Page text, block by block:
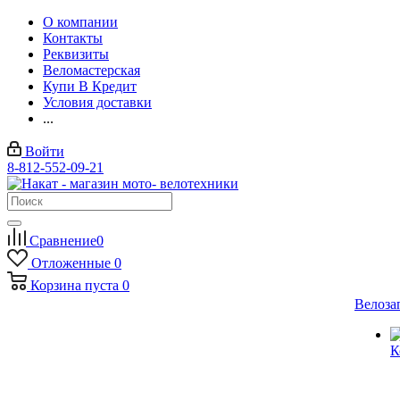
О компании
Контакты
Реквизиты
Веломастерская
Купи В Кредит
Условия доставки
...
Войти
8-812-552-09-21
Сравнение0
Отложенные 0
Корзина пуста 0